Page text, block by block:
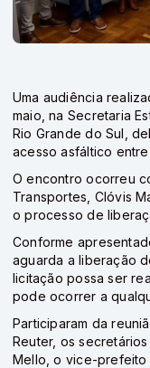
Uma audiência
maio, na Secretaria
Rio Grande do Sul,
acesso asfáltico
O encontro ocorreu
Transportes, Clóvis
o processo de
Conforme
aguarda a liberação
licitação possa ser
pode ocorrer a
Participaram da
Reuter, os
Mello, o vice-prefeito